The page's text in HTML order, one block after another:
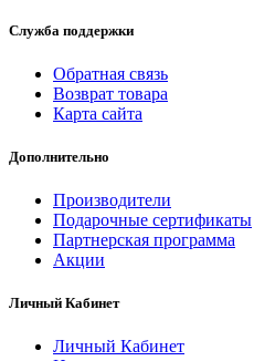
Служба поддержки
Обратная связь
Возврат товара
Карта сайта
Дополнительно
Производители
Подарочные сертификаты
Партнерская программа
Акции
Личный Кабинет
Личный Кабинет